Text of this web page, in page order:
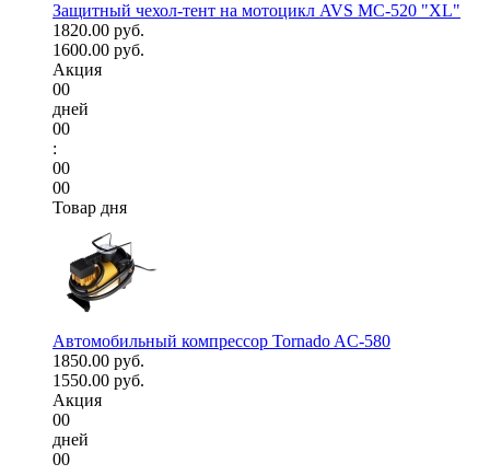
Защитный чехол-тент на мотоцикл AVS МС-520 "XL"
1820.00 руб.
1600.00 руб.
Акция
00
дней
00
:
00
00
Товар дня
Автомобильный компрессор Tornado AC-580
1850.00 руб.
1550.00 руб.
Акция
00
дней
00